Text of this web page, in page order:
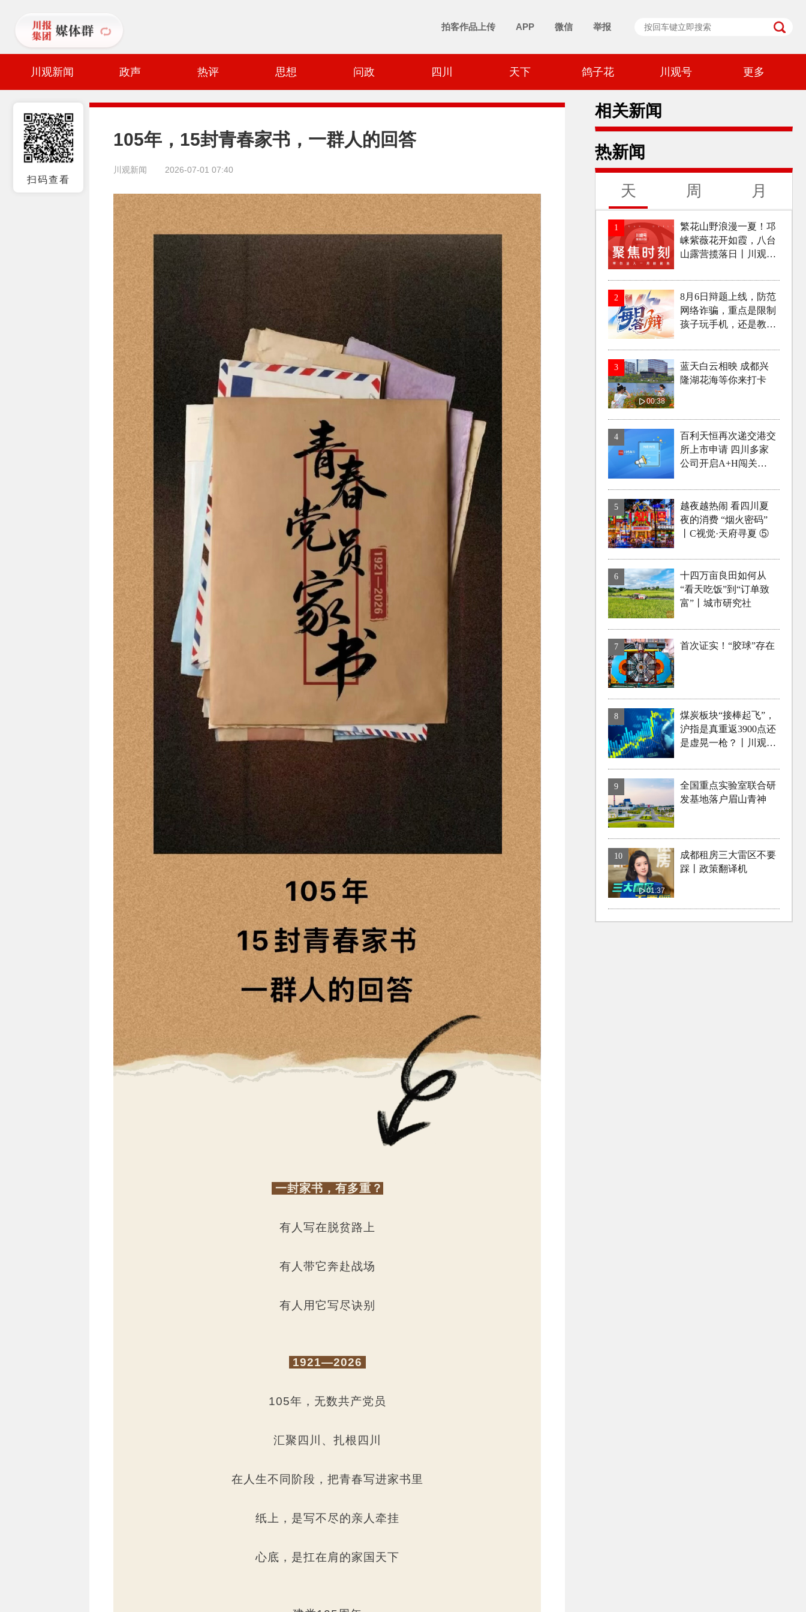
拍客作品上传 APP 微信 举报
川观新闻 政声 热评 思想 问政 四川 天下 鸽子花 川观号 更多
扫码查看
105年，15封青春家书，一群人的回答
川观新闻 2026-07-01 07:40
一封家书，有多重？
有人写在脱贫路上
有人带它奔赴战场
有人用它写尽诀别
1921—2026
105年，无数共产党员
汇聚四川、扎根四川
在人生不同阶段，把青春写进家书里
纸上，是写不尽的亲人牵挂
心底，是扛在肩的家国天下
相关新闻
热新闻
天 周 月
1
繁花山野浪漫一夏！邛
崃紫薇花开如霞，八台
山露营揽落日丨川观号
6）
2
8月6日辩题上线，防范
网络诈骗，重点是限制
孩子玩手机，还是教会
00:38
3
蓝天白云相映 成都兴
隆湖花海等你来打卡
4
百利天恒再次递交港交
所上市申请 四川多家
公司开启A+H闯关之
5
越夜越热闹 看四川夏
夜的消费 “烟火密码”
丨C视觉·天府寻夏 ⑤
6
十四万亩良田如何从
“看天吃饭”到“订单致
富”丨城市研究社
7 首次证实！“胶球”存在
8
煤炭板块“接棒起飞”，
沪指是真重返3900点还
是虚晃一枪？丨川观解
9
全国重点实验室联合研
发基地落户眉山青神
01:37
10
成都租房三大雷区不要
踩丨政策翻译机